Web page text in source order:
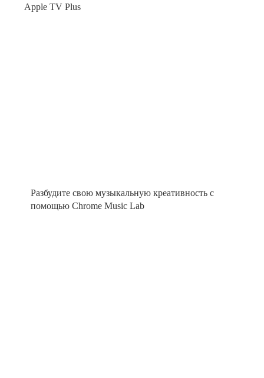
Apple TV Plus
Разбудите свою музыкальную креативность с
помощью Chrome Music Lab